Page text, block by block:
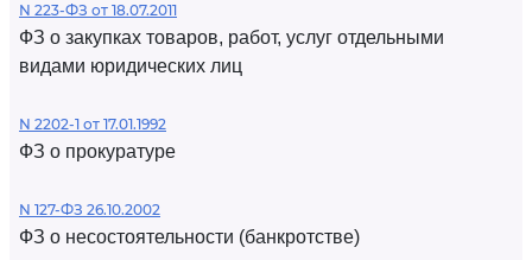
N 223-ФЗ от 18.07.2011
ФЗ о закупках товаров, работ, услуг отдельными
видами юридических лиц
N 2202-1 от 17.01.1992
ФЗ о прокуратуре
N 127-ФЗ 26.10.2002
ФЗ о несостоятельности (банкротстве)